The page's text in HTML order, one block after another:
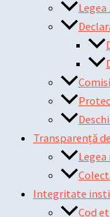
Legea
Transparență
Legea
Integritate
Cod